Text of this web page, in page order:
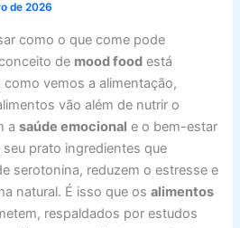
de 2026
como o que come pode
de mood food está
vemos a alimentação,
vão além de nutrir o
asaúde emocional e o bem-estar
prato ingredientes que
serotonina, reduzem o estresse e
natural. É isso que osalimentos
respaldados por estudos